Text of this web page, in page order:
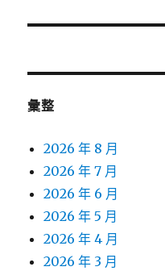
文
彙整
2026 年 8 月
2026 年 7 月
2026 年 6 月
2026 年 5 月
2026 年 4 月
2026 年 3 月